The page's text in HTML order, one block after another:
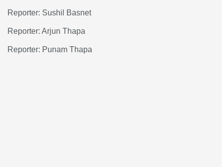
Reporter: Sushil Basnet
Reporter: Arjun Thapa
Reporter: Punam Thapa